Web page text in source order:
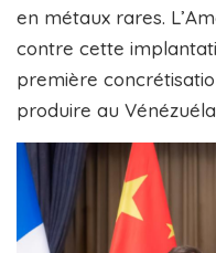
en métaux rares.
contre cette
première
produire au